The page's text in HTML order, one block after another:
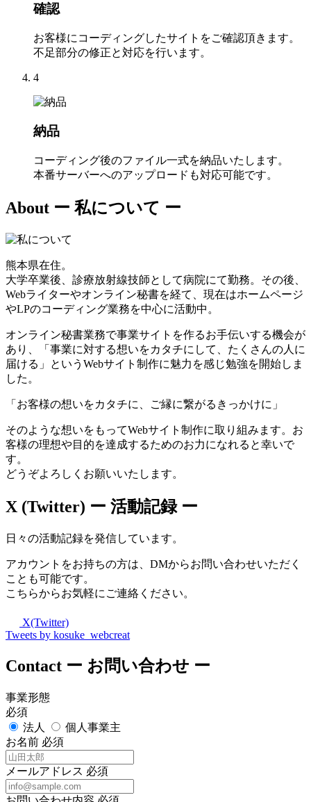
確認
お客様にコーディングしたサイトをご確認頂きます。
不足部分の修正と対応を行います。
4
納品
コーディング後のファイル一式を納品いたします。
本番サーバーへのアップロードも対応可能です。
About ー 私について ー
熊本県在住。
大学卒業後、診療放射線技師として病院にて勤務。その後、
Webライターやオンライン秘書を経て、現在はホームページ
やLPのコーディング業務を中心に活動中。
オンライン秘書業務で事業サイトを作るお手伝いする機会が
あり、「事業に対する想いをカタチにして、たくさんの人に
届ける」というWebサイト制作に魅力を感じ勉強を開始しま
した。
「お客様の想いをカタチに、ご縁に繋がるきっかけに」
そのような想いをもってWebサイト制作に取り組みます。お
客様の理想や目的を達成するためのお力になれると幸いで
す。
どうぞよろしくお願いいたします。
X (Twitter) ー 活動記録 ー
日々の活動記録を発信しています。
アカウントをお持ちの方は、DMからお問い合わせいただく
ことも可能です。
こちらからお気軽にご連絡ください。
X(Twitter)
Tweets by kosuke_webcreat
Contact ー お問い合わせ ー
事業形態
必須
法人
個人事業主
お名前 必須
メールアドレス 必須